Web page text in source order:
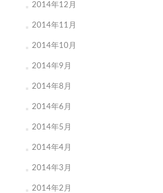
2014年12月
2014年11月
2014年10月
2014年9月
2014年8月
2014年6月
2014年5月
2014年4月
2014年3月
2014年2月